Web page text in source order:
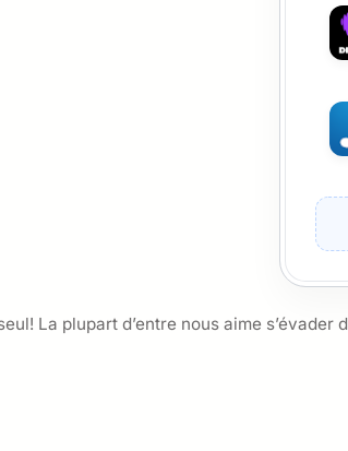
La plupart d’entre nous aime